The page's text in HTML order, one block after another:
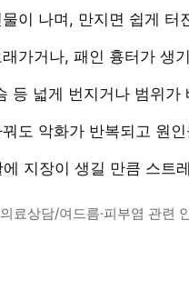
이 나며, 만지면 쉽게 터
가거나, 패인 흉터가 생
등 넓게 번지거나 범위
도 악화가 반복되고 원
지장이 생길 만큼 스트
료상담/여드름·피부염 관련